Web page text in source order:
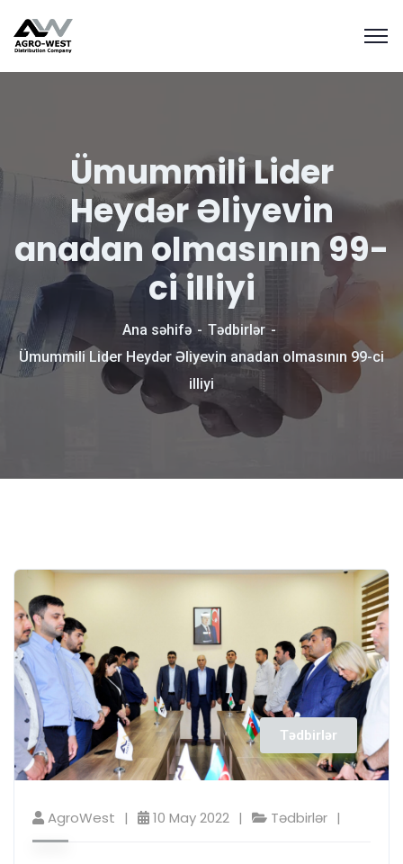
Ümummili Lider
Heydər Əliyevin
anadan olmasının 99-
ci illiyi
Ana səhifə
Tədbirlər
Ümummili Lider Heydər Əliyevin anadan olmasının 99-ci
illiyi
Tədbirlər
AgroWest 10 May 2022 Tədbirlər